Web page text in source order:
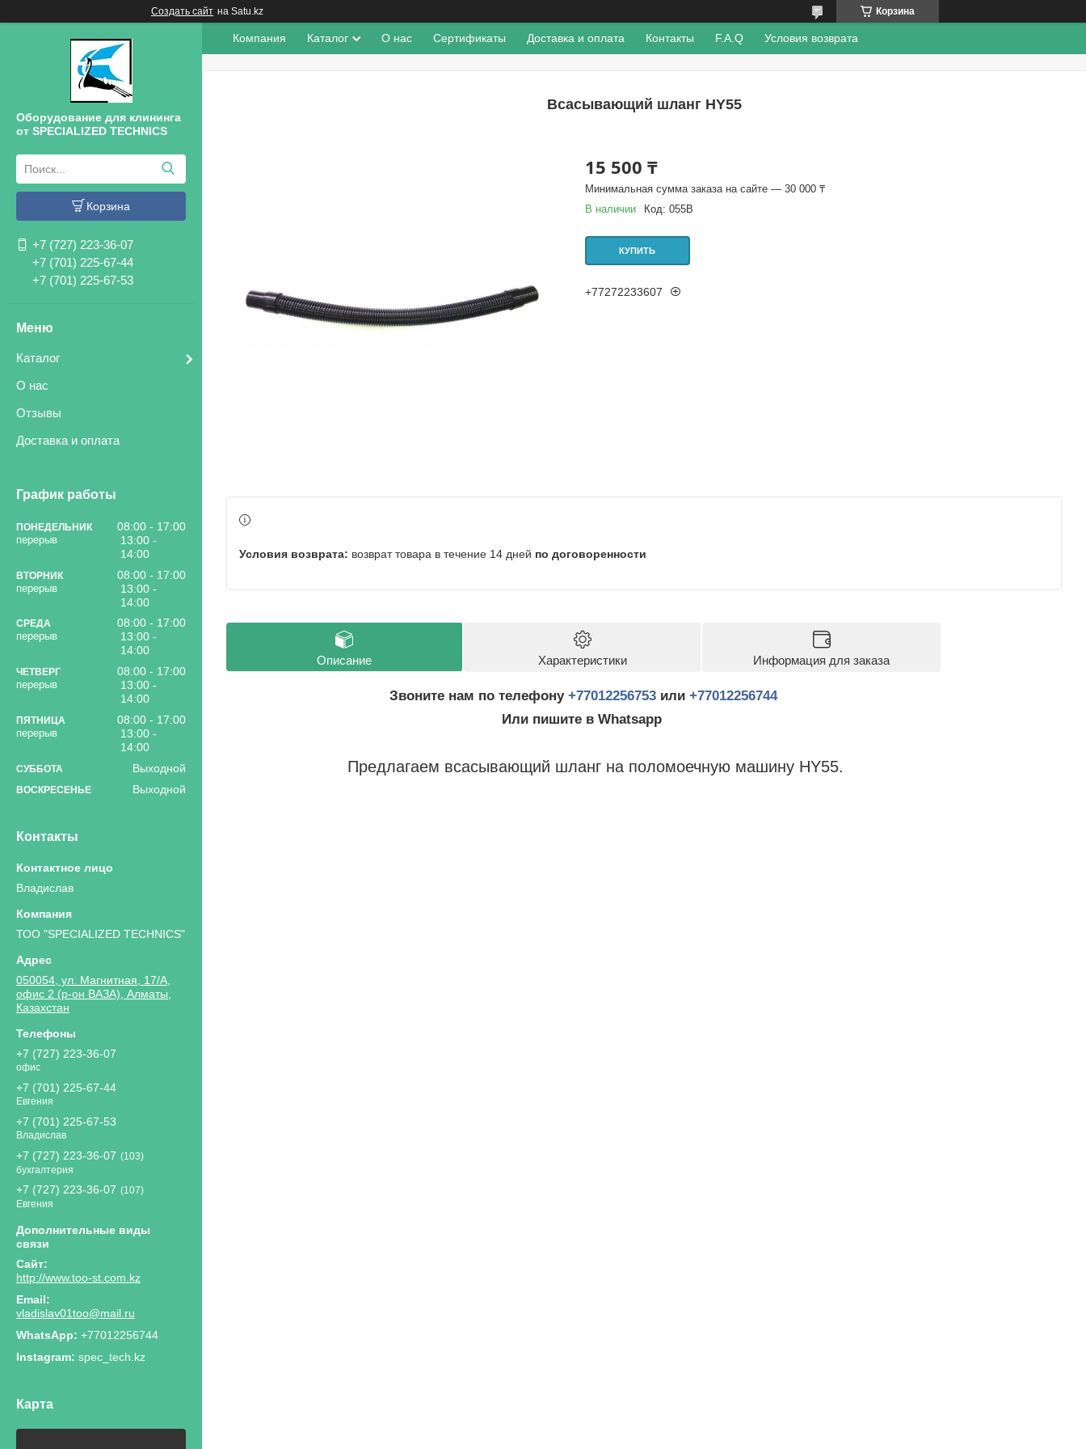
Создать сайт на Satu.kz Корзина
Оборудование для клининга
от SPECIALIZED TECHNICS
Корзина
+7 (727) 223-36-07
+7 (701) 225-67-44
+7 (701) 225-67-53
Каталог
О нас
Отзывы
Доставка и оплата
График работы
ПОНЕДЕЛЬНИК 08:00
17:00
13:00
14:00
ВТОРНИК 08:00
17:00
13:00
14:00
СРЕДА 08:00
17:00
13:00
14:00
ЧЕТВЕРГ 08:00
17:00
13:00
14:00
ПЯТНИЦА 08:00
17:00
13:00
14:00
СУББОТА Выходной
ВОСКРЕСЕНЬЕ Выходной
Контакты
Владислав
ТОО "SPECIALIZED TECHNICS"
050054, ул. Магнитная, 17/А,
офис 2 (р-он ВАЗА), Алматы,
Казахстан
+7 (727) 223-36-07
офис
+7 (701) 225-67-44
Евгения
+7 (701) 225-67-53
Владислав
+7 (727) 223-36-07
103
бухгалтерия
+7 (727) 223-36-07
107
Евгения
http://www.too-st.com.kz
vladislav01too@mail.ru
+77012256744
Instagram spec_tech.kz
Карта
Компания Каталог О нас Сертификаты Доставка и оплата Контакты F.A.Q Условия возврата
Всасывающий шланг HY55
15 500 ₸
Минимальная сумма заказа на сайте — 30 000 ₸
В наличии
Код: 055B
КУПИТЬ
+77272233607
возврат товара в течение 14 дней по договоренности
Описание Характеристики Информация для заказа
Звоните нам по телефону +77012256753 или +77012256744
Или пишите в Whatsapp
Предлагаем всасывающий шланг на поломоечную машину HY55.